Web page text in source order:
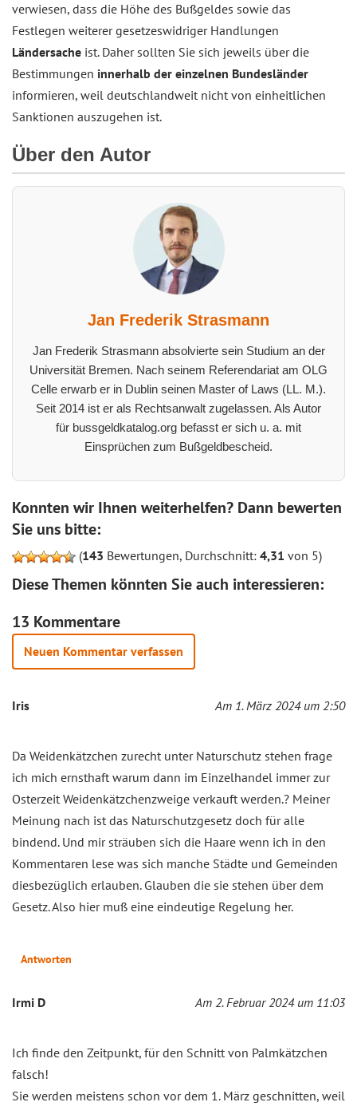
verwiesen, dass die Höhe des Bußgeldes sowie das
Festlegen weiterer gesetzeswidriger Handlungen
Ländersache ist. Daher sollten Sie sich jeweils über die
Bestimmungen innerhalb der einzelnen Bundesländer
informieren, weil deutschlandweit nicht von einheitlichen
Sanktionen auszugehen ist.
Über den Autor
Jan Frederik Strasmann
Jan Frederik Strasmann absolvierte sein Studium an der
Universität Bremen. Nach seinem Referendariat am OLG
Celle erwarb er in Dublin seinen Master of Laws (LL. M.).
Seit 2014 ist er als Rechtsanwalt zugelassen. Als Autor
für bussgeldkatalog.org befasst er sich u. a. mit
Einsprüchen zum Bußgeldbescheid.
Konnten wir Ihnen weiterhelfen? Dann bewerten
Sie uns bitte:
(143 Bewertungen, Durchschnitt: 4,31 von 5)
Diese Themen könnten Sie auch interessieren:
13 Kommentare
Neuen Kommentar verfassen
Iris Am 1. März 2024 um 2:50
Da Weidenkätzchen zurecht unter Naturschutz stehen frage
ich mich ernsthaft warum dann im Einzelhandel immer zur
Osterzeit Weidenkätzchenzweige verkauft werden.? Meiner
Meinung nach ist das Naturschutzgesetz doch für alle
bindend. Und mir sträuben sich die Haare wenn ich in den
Kommentaren lese was sich manche Städte und Gemeinden
diesbezüglich erlauben. Glauben die sie stehen über dem
Gesetz. Also hier muß eine eindeutige Regelung her.
Antworten
Irmi D Am 2. Februar 2024 um 11:03
Ich finde den Zeitpunkt, für den Schnitt von Palmkätzchen
falsch!
Sie werden meistens schon vor dem 1. März geschnitten, weil